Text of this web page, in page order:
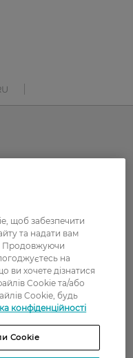
щоб забезпечити
та надати вам
Продовжуючи
на
ви хочете дізнатися
Cookie та/або
Cookie, будь
конфіденційності
Cookie